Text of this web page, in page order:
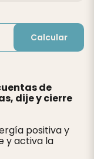
Calcular
de
dije y cierre
positiva y
y activa la